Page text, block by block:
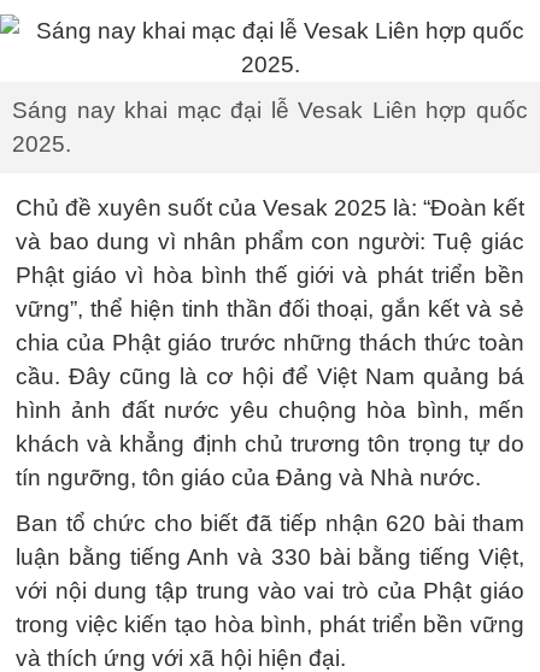
Sáng nay khai mạc đại lễ Vesak Liên hợp quốc
2025.
Chủ đề xuyên suốt của Vesak 2025 là: “Đoàn kết
và bao dung vì nhân phẩm con người: Tuệ giác
Phật giáo vì hòa bình thế giới và phát triển bền
vững”, thể hiện tinh thần đối thoại, gắn kết và sẻ
chia của Phật giáo trước những thách thức toàn
cầu. Đây cũng là cơ hội để Việt Nam quảng bá
hình ảnh đất nước yêu chuộng hòa bình, mến
khách và khẳng định chủ trương tôn trọng tự do
tín ngưỡng, tôn giáo của Đảng và Nhà nước.
Ban tổ chức cho biết đã tiếp nhận 620 bài tham
luận bằng tiếng Anh và 330 bài bằng tiếng Việt,
với nội dung tập trung vào vai trò của Phật giáo
trong việc kiến tạo hòa bình, phát triển bền vững
và thích ứng với xã hội hiện đại.